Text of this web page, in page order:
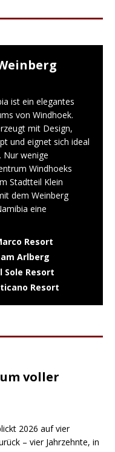
ist ein elegantes
von Windhoek.
mit Design,
und eignet sich ideal
Nur wenige
Windhoeks
Stadtteil Klein
dem Weinberg
eine
Resort
Arlberg
Sole Resort
Resort
voller
2026 auf vier
– vier Jahrzehnte, in